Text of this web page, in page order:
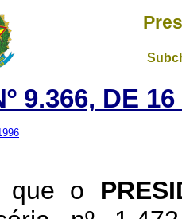
9.366, DE
que o